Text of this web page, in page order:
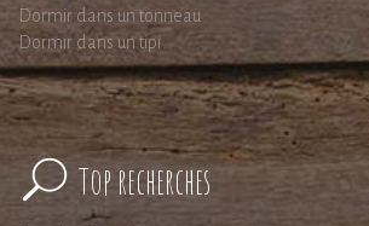
Dormir dans un tonneau
Dormir dans un tipi
Top recherches